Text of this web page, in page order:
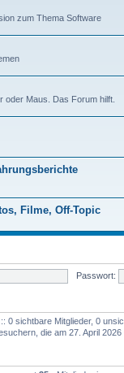
zum Thema Software
oder Maus. Das Forum hilft.
Filme, Off-Topic
Passwort:
0 sichtbare Mitglieder, 0
die am 27. April